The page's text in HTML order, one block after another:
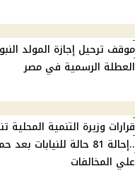
العطلة الرسمية في مصر
..إحالة 81 حالة للنيابات
علي المخالفات